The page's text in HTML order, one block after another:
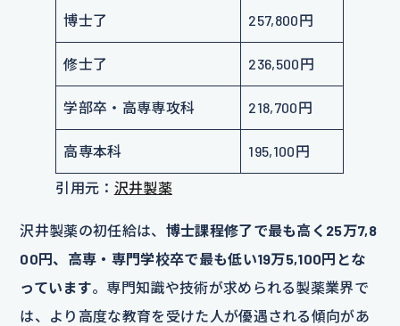
博士了 257,800円
修士了 236,500円
学部卒・高専専攻科 218,700円
高専本科 195,100円
引用元： 沢井製薬
沢井製薬の初任給は、 博士課程修了で最も高く25万7,8
00円、高専・専門学校卒で最も低い19万5,100円とな
っています。専門知識や技術が求められる製薬業界で
は、より高度な教育を受けた人が優遇される傾向があ